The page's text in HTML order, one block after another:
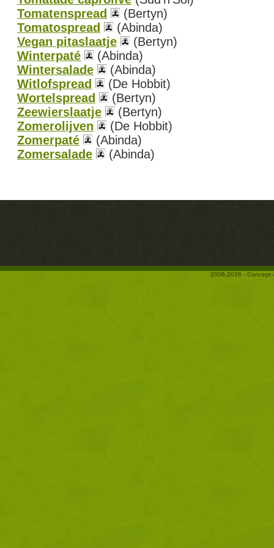
Tomatenspread
(Bertyn)
Tomatospread
(Abinda)
Vegan pitaslaatje
(Bertyn)
Winterpaté
(Abinda)
Wintersalade
(Abinda)
Witlofspread
(De Hobbit)
Wortelspread
(Bertyn)
Zeewierslaatje
(Bertyn)
Zomerolijven
(De Hobbit)
Zomerpaté
(Abinda)
Zomersalade
(Abinda)
2006-2026 - Concept